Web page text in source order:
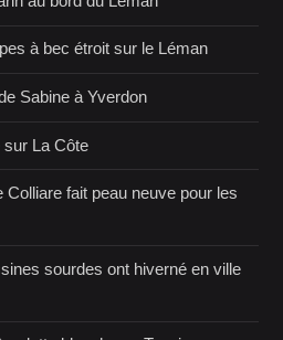
à bec étroit sur le Léman
Sabine à Yverdon
sur La Côte
Colliare fait peau neuve pour les
sourdes ont hiverné en ville